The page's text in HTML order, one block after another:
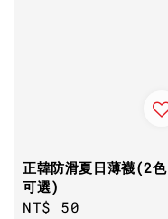
正韓防滑夏日薄襪(2色
可選)
Regular
NT$ 50